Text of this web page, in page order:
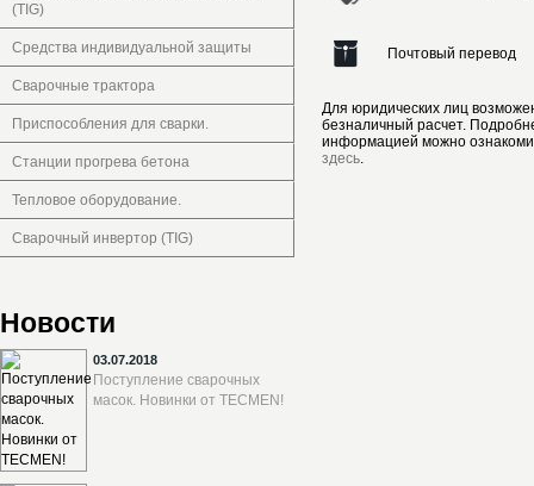
(TIG)
Средства индивидуальной защиты
Сварочные трактора
Приспособления для сварки.
Станции прогрева бетона
Тепловое оборудование.
Сварочный инвертор (TIG)
Новости
03.07.2018
Поступление сварочных
масок. Новинки от TECMEN!
Почтовый перевод
Для юридических лиц
безналичный расчет.
информацией можно
здесь.